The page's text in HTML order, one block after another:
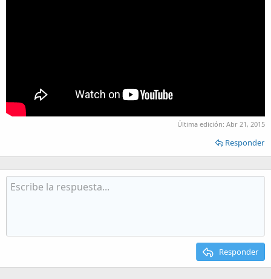
Última edición: Abr 21, 2015
Responder
Responder